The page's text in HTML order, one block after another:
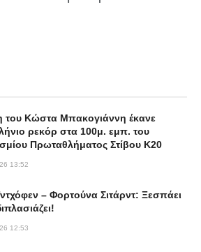
του Κώστα Μπακογιάννη έκανε
ρεκόρ στα 100μ. εμπ. του
Πρωταθλήματος Στίβου Κ20
13:52
– Φορτούνα Σιτάρντ: Ξεσπάει
12:53